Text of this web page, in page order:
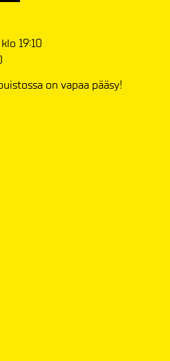
19:10
on vapaa pääsy!